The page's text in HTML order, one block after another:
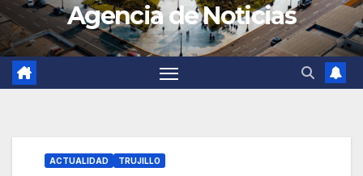
Agencia de Noticias
ACTUALIDAD TRUJILLO